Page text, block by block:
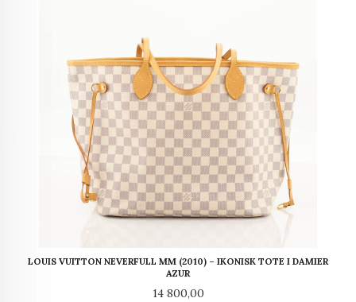
LOUIS VUITTON NEVERFULL MM (2010) – IKONISK TOTE I DAMIER
AZUR
Pris
14 800,00